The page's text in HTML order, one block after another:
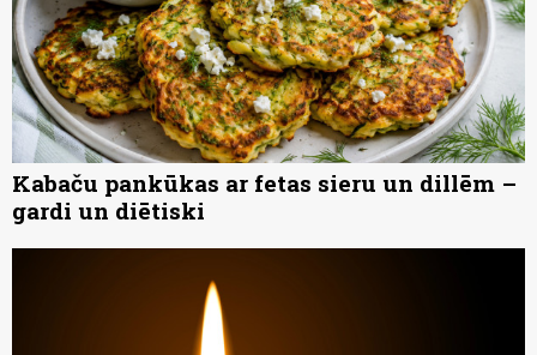
Kabaču pankūkas ar fetas sieru un dillēm –
gardi un diētiski